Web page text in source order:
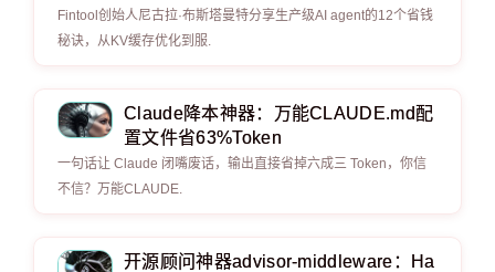
Fintool创始人尼古拉·布斯塔曼特分享生产级AI agent的12个省钱
秘诀，从KV缓存优化到服.
Claude降本神器：万能CLAUDE.md配
置文件省63%Token
一句话让 Claude 闭嘴废话，输出直接省掉六成三 Token，你信
不信？万能CLAUDE.
开源顾问神器advisor-middleware：Ha